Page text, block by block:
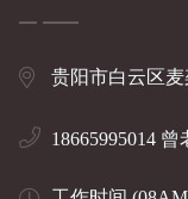
贵阳市白云区麦
18665995014 曾